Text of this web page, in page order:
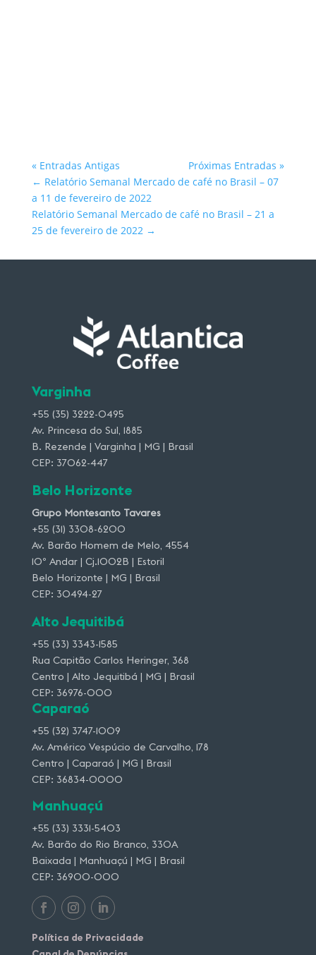
« Entradas Antigas
Próximas Entradas »
← Relatório Semanal Mercado de café no Brasil – 07
a 11 de fevereiro de 2022
Relatório Semanal Mercado de café no Brasil – 21 a
25 de fevereiro de 2022→
Varginha
+55 (35) 3222-0495
Av. Princesa do Sul, 1885
B. Rezende | Varginha | MG | Brasil
CEP: 37062-447
Belo Horizonte
Grupo Montesanto Tavares
+55 (31) 3308-6200
Av. Barão Homem de Melo, 4554
10º Andar | Cj.1002B | Estoril
Belo Horizonte | MG | Brasil
CEP: 30494-27
Alto Jequitibá
+55 (33) 3343-1585
Rua Capitão Carlos Heringer, 368
Centro | Alto Jequitibá | MG | Brasil
CEP: 36976-000
Caparaó
+55 (32) 3747-1009
Av. Américo Vespúcio de Carvalho, 178
Centro | Caparaó | MG | Brasil
CEP: 36834-0000
Manhuaçú
+55 (33) 3331-5403
Av. Barão do Rio Branco, 330A
Baixada | Manhuaçú | MG | Brasil
CEP: 36900-000
Política de Privacidade